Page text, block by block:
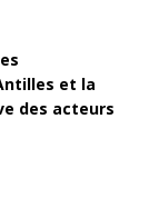
et la
des acteurs